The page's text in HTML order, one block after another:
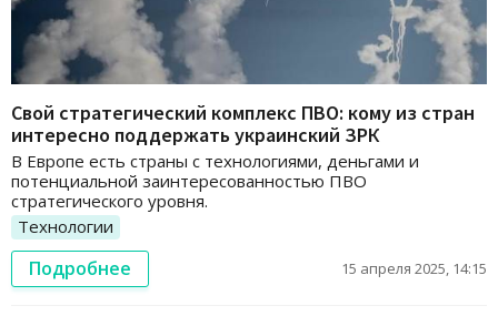
Свой стратегический комплекс ПВО: кому из стран
интересно поддержать украинский ЗРК
В Европе есть страны с технологиями, деньгами и
потенциальной заинтересованностью ПВО
стратегического уровня.
Технологии
Подробнее 15 апреля 2025, 14:15